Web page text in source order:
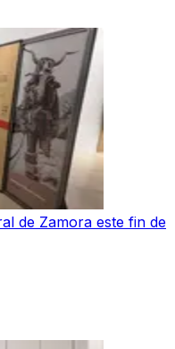
de Zamora este fin de